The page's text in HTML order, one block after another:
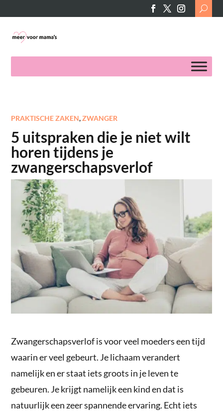
Search
for:
PRAKTISCHE ZAKEN,ZWANGER
5 uitspraken die je niet wilt
horen tijdens je
zwangerschapsverlof
Zwangerschapsverlof is voor veel moeders een tijd
waarin er veel gebeurt. Je lichaam verandert
namelijk en er staat iets groots in je leven te
gebeuren. Je krijgt namelijk een kind en dat is
natuurlijk een zeer spannende ervaring. Echt iets